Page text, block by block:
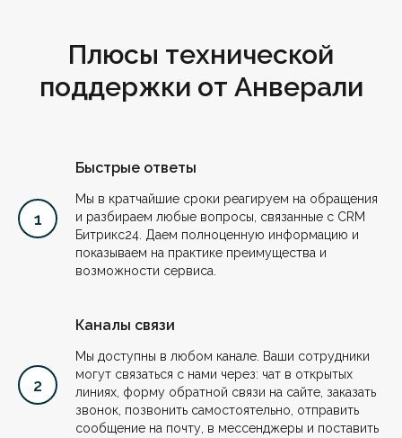
Плюсы технической
поддержки от Анверали
Быстрые ответы
Мы в кратчайшие сроки реагируем на обращения
и разбираем любые вопросы, связанные с CRM
Битрикс24. Даем полноценную информацию и
показываем на практике преимущества и
возможности сервиса.
Каналы связи
Мы доступны в любом канале. Ваши сотрудники
могут связаться с нами через: чат в открытых
линиях, форму обратной связи на сайте, заказать
звонок, позвонить самостоятельно, отправить
сообщение на почту, в мессенджеры и поставить